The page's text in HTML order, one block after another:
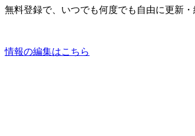
無料登録で、いつでも何度でも自由に更新
情報の編集はこちら